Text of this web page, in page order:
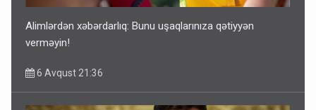
Alimlərdən xəbərdarlıq: Bunu uşaqlarınıza qətiyyən
verməyin!
6 Avqust 21:36